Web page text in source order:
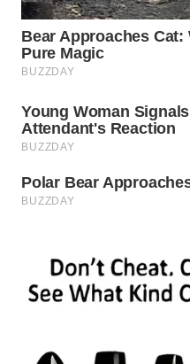
BEKASI
WN
BOGOR
WN
DEPOK
WN
TAPANULI
WN
SAMOSIR
PADANG